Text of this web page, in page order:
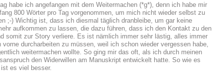
habe ich angefangen mit dem Weitermachen (*g*), denn ich habe mir
800 Wörter pro Tag vorgenommen, um mich nicht wieder selbst zu
;-) Wichtig ist, dass ich diesmal täglich dranbleibe, um gar keine
aufkommen zu lassen, die dazu führen, dass ich den Kontakt zu den
somit zur Story verliere. Es ist nämlich immer sehr lästig, alles immer
vorne durcharbeiten zu müssen, weil ich schon wieder vergessen habe,
weitermachen wollte. So ging mir das oft, als ich durch meinen
den Widerwillen am Manuskript entwickelt hatte. So wie es
es viel besser.